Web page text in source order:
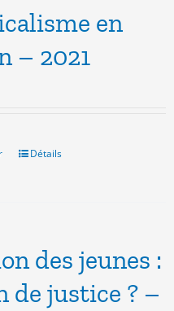
en
– 2021
Détails
des jeunes :
de justice ? –